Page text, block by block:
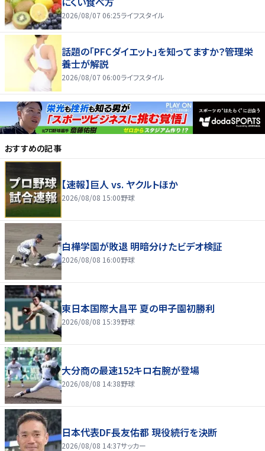
2026/08/07 06:25ライフスタイル
話題の「PFCダイエット」を知ってますか？管理栄
養士が解説
2026/08/07 06:00ライフスタイル
おすすめの記事
【速報】巨人 vs. ヤクルトほか
2026/08/08 15:00野球
白樺学園が敗退 明暗分けたビデオ検証
2026/08/08 16:00野球
東日本国際大昌平 夏の甲子園初勝利
2026/08/08 15:39野球
大分商の最速152キロ右腕が登場
2026/08/08 14:38野球
日本代表DF長友佑都 現役続行を決断
2026/08/08 14:37サッカー